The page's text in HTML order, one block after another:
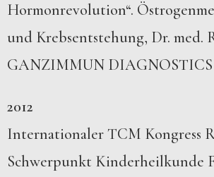
Hormonrevolution“.
und Krebsentstehung, Dr. med.
GANZIMMUN
2012
Internationaler TCM Kongress
Schwerpunkt Kinderheilkunde